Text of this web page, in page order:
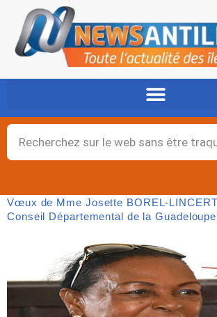
contenu
Rechercher
Vœux de Mme Josette BOREL-
Conseil Départemental de la